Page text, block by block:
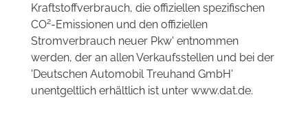
Kraftstoffverbrauch, die offiziellen spezifischen
CO2-Emissionen und den offiziellen
Stromverbrauch neuer Pkw' entnommen
werden, der an allen Verkaufsstellen und bei der
'Deutschen Automobil Treuhand GmbH'
unentgeltlich erhältlich ist unter www.dat.de.